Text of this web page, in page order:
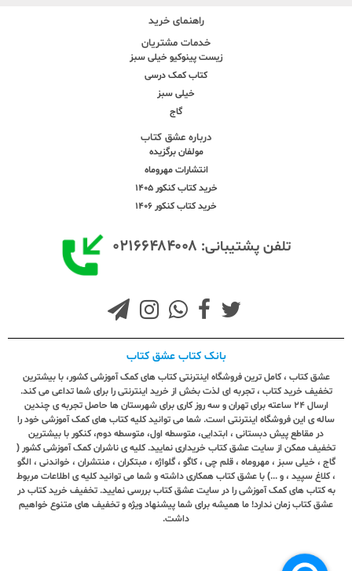
راهنمای خرید
خدمات مشتریان
زیست پینوکیو خیلی سبز
کتاب کمک درسی
خیلی سبز
گاج
درباره عشق کتاب
مولفان برگزیده
انتشارات مهروماه
خرید کتاب کنکور 1405
خرید کتاب کنکور 1406
تلفن پشتیبانی: ۰۲۱۶۶۴۸۴۰۰۸
بانک کتاب عشق کتاب
عشق کتاب ، کامل ترین فروشگاه اینترنتی کتاب های کمک آموزشی کشور، با بیشترین
تخفیف خرید کتاب ، تجربه ای لذت بخش از خرید اینترنتی را برای شما تداعی می کند.
ارسال ٢٤ ساعته برای تهران و سه روز کاری برای شهرستان ها حاصل تجربه ی چندین
ساله ی این فروشگاه اینترنتی است. شما می توانید کلیه کتاب های کمک آموزشی خود را
در مقاطع پیش دبستانی ، ابتدایی، متوسطه اول، متوسطه دوم، کنکور با بیشترین
تخفیف ممکن از سایت عشق کتاب خریداری نمایید. کلیه ی ناشران کمک آموزشی کشور (
گاج ، خیلی سبز ، مهروماه ، قلم چی ، کاگو ، گلواژه ، مبتکران ، منتشران ، خواندنی ، الگو
، کلاغ سپید ، و ...) با عشق کتاب همکاری داشته و شما می توانید کلیه ی اطلاعات مربوط
به کتاب های کمک آموزشی را در سایت عشق کتاب بررسی نمایید. تخفیف خرید کتاب در
عشق کتاب زمان ندارد! ما همیشه برای شما پیشنهاد ویژه و تخفیف های متنوع خواهیم
داشت.